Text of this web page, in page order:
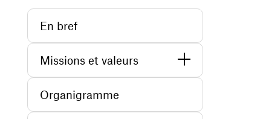
En bref
Missions et valeurs
Organigramme